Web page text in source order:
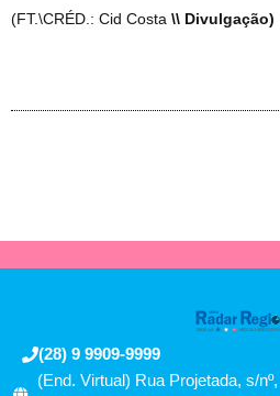
(FT.\CRÉD.: Cid Costa \\ Divulgação)
(28) 9 9909-9999
(End. Virtual) Rua Projetada, s/